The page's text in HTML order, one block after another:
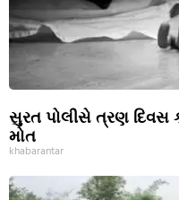
સુરત પોલીસે ત્રણ દિવસ
મોત
khabarantar